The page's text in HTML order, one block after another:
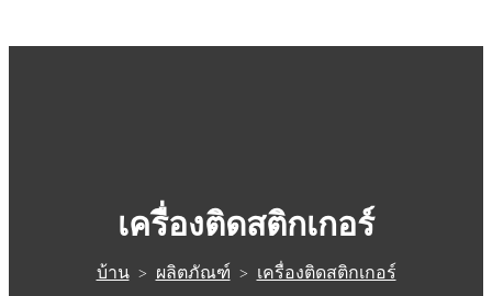
เครื่องติดสติกเกอร์
บ้าน> ผลิตภัณฑ์ > เครื่องติดสติกเกอร์